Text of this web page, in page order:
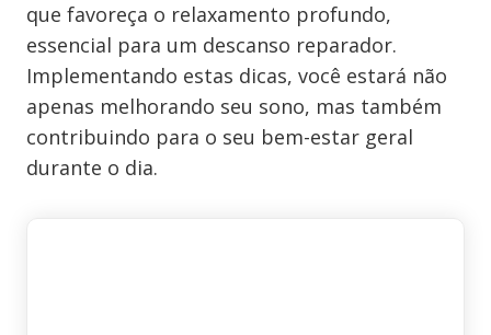
que favoreça o relaxamento profundo,
essencial para um descanso reparador.
Implementando estas dicas, você estará não
apenas melhorando seu sono, mas também
contribuindo para o seu bem-estar geral
durante o dia.